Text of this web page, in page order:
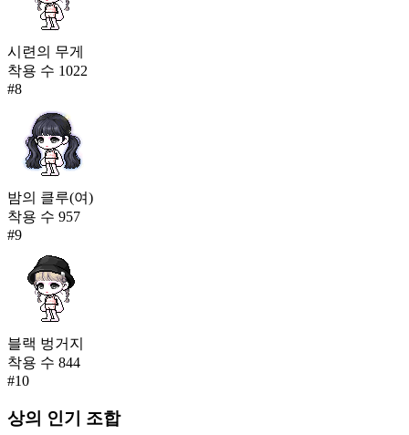
시련의 무게
착용 수 1022
#8
밤의 클루(여)
착용 수 957
#9
블랙 벙거지
착용 수 844
#10
상의 인기 조합